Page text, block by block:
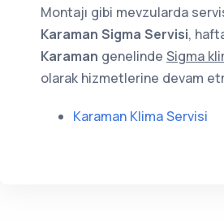
Montajı gibi mevzularda
Karaman Sigma Servisi,
Karaman genelinde Sigma
olarak hizmetlerine devam
Karaman Klima Servisi